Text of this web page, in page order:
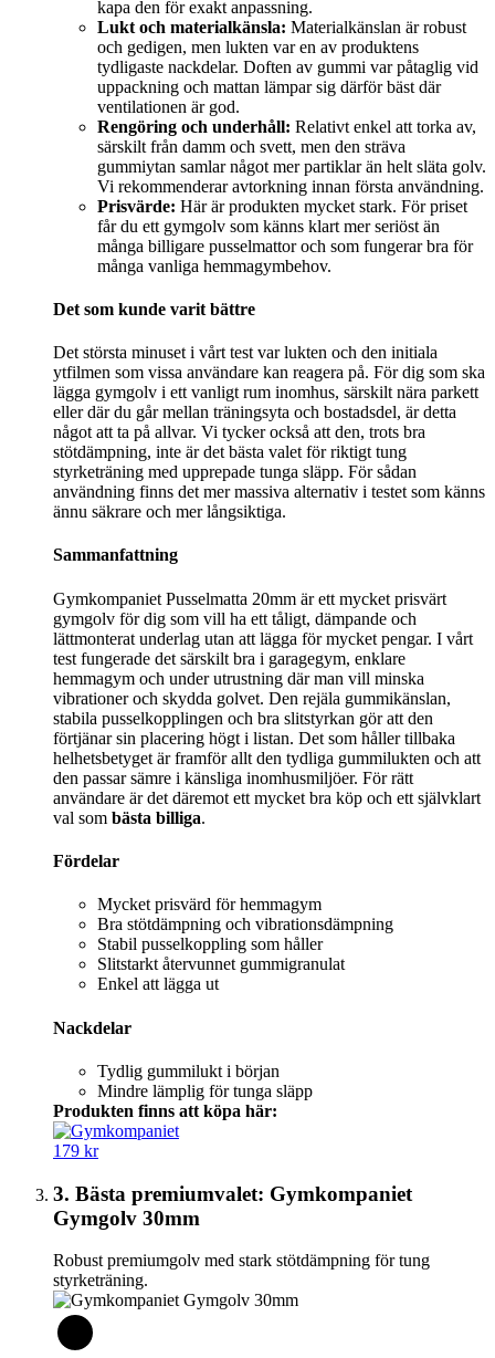
kapa den för exakt anpassning.
Lukt och materialkänsla: Materialkänslan är robust
och gedigen, men lukten var en av produktens
tydligaste nackdelar. Doften av gummi var påtaglig vid
uppackning och mattan lämpar sig därför bäst där
ventilationen är god.
Rengöring och underhåll: Relativt enkel att torka av,
särskilt från damm och svett, men den sträva
gummiytan samlar något mer partiklar än helt släta golv.
Vi rekommenderar avtorkning innan första användning.
Prisvärde: Här är produkten mycket stark. För priset
får du ett gymgolv som känns klart mer seriöst än
många billigare pusselmattor och som fungerar bra för
många vanliga hemmagymbehov.
Det som kunde varit bättre
Det största minuset i vårt test var lukten och den initiala
ytfilmen som vissa användare kan reagera på. För dig som ska
lägga gymgolv i ett vanligt rum inomhus, särskilt nära parkett
eller där du går mellan träningsyta och bostadsdel, är detta
något att ta på allvar. Vi tycker också att den, trots bra
stötdämpning, inte är det bästa valet för riktigt tung
styrketräning med upprepade tunga släpp. För sådan
användning finns det mer massiva alternativ i testet som känns
ännu säkrare och mer långsiktiga.
Sammanfattning
Gymkompaniet Pusselmatta 20mm är ett mycket prisvärt
gymgolv för dig som vill ha ett tåligt, dämpande och
lättmonterat underlag utan att lägga för mycket pengar. I vårt
test fungerade det särskilt bra i garagegym, enklare
hemmagym och under utrustning där man vill minska
vibrationer och skydda golvet. Den rejäla gummikänslan,
stabila pusselkopplingen och bra slitstyrkan gör att den
förtjänar sin placering högt i listan. Det som håller tillbaka
helhetsbetyget är framför allt den tydliga gummilukten och att
den passar sämre i känsliga inomhusmiljöer. För rätt
användare är det däremot ett mycket bra köp och ett självklart
val som bästa billiga.
Fördelar
Mycket prisvärd för hemmagym
Bra stötdämpning och vibrationsdämpning
Stabil pusselkoppling som håller
Slitstarkt återvunnet gummigranulat
Enkel att lägga ut
Nackdelar
Tydlig gummilukt i början
Mindre lämplig för tunga släpp
Produkten finns att köpa här:
179 kr
3. Bästa premiumvalet: Gymkompaniet
Gymgolv 30mm
Robust premiumgolv med stark stötdämpning för tung
styrketräning.